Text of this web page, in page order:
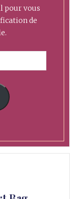
pour vous
de